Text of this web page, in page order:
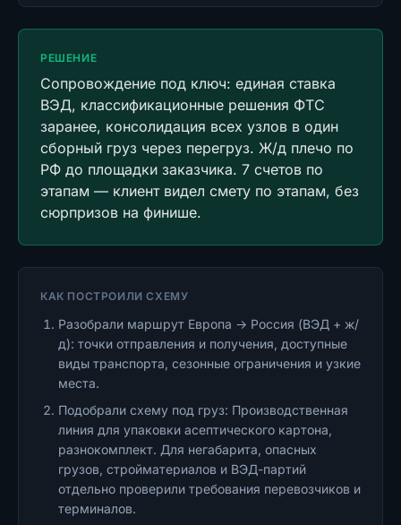
РЕШЕНИЕ
Сопровождение под ключ: единая ставка
ВЭД, классификационные решения ФТС
заранее, консолидация всех узлов в один
сборный груз через перегруз. Ж/д плечо по
РФ до площадки заказчика. 7 счетов по
этапам — клиент видел смету по этапам, без
сюрпризов на финише.
КАК ПОСТРОИЛИ СХЕМУ
Разобрали маршрут Европа → Россия (ВЭД + ж/
д): точки отправления и получения, доступные
виды транспорта, сезонные ограничения и узкие
места.
Подобрали схему под груз: Производственная
линия для упаковки асептического картона,
разнокомплект. Для негабарита, опасных
грузов, стройматериалов и ВЭД-партий
отдельно проверили требования перевозчиков и
терминалов.